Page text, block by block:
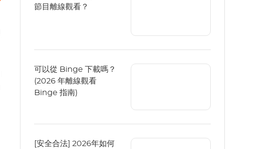
節目離線觀看？
可以從 Binge 下載嗎？
(2026 年離線觀看
Binge 指南)
[安全合法] 2026年如何